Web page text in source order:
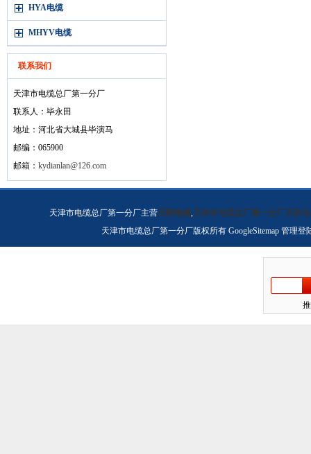
HYA电缆
MHYV电缆
联系我们
天津市电缆总厂第一分厂
联系人：毕永田
地址：河北省大城县毕演马
邮编：065900
邮箱： kydianlan@126.com
天津市电缆总厂第一分厂主营天联电缆,天津市电缆总厂第一分厂天联电
天津市电缆总厂第一分厂版权所有 GoogleSitemap 管理登